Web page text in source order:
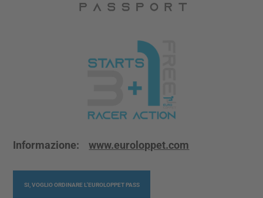
Informazione:www.euroloppet.com
SI, VOGLIO ORDINARE L'EUROLOPPET PASS